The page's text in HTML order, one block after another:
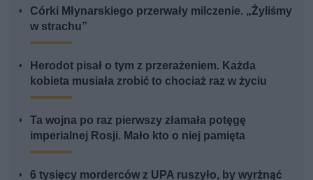
Córki Młynarskiego przerwały milczenie. „Żyliśmy
w strachu”
Herodot pisał o tym z przerażeniem. Każda
kobieta musiała zrobić to chociaż raz w życiu
Ta wojna po raz pierwszy złamała potęgę
imperialnej Rosji. Mało kto o niej pamięta
6 tysięcy morderców z UPA ruszyło, by wyrżnąć